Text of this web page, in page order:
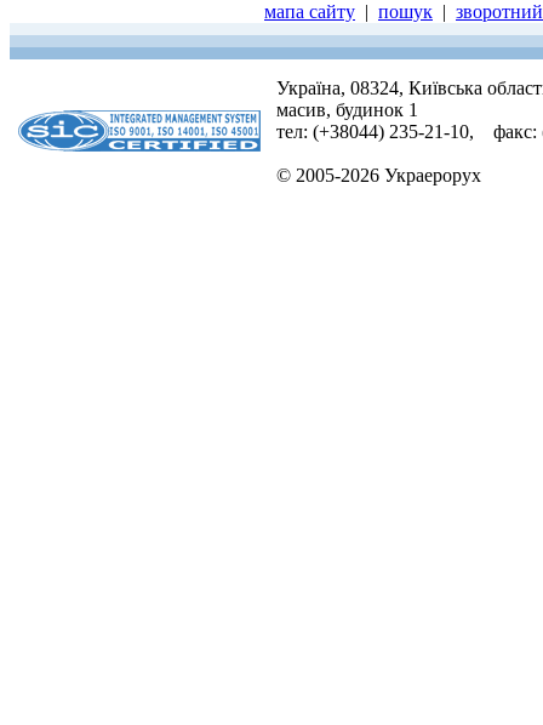
мапа сайту | пошук |
Україна, 08324, Київська
масив, будинок 1
тел: (+38044) 235-21-10, факс:
© 2005-2026 Украерорух